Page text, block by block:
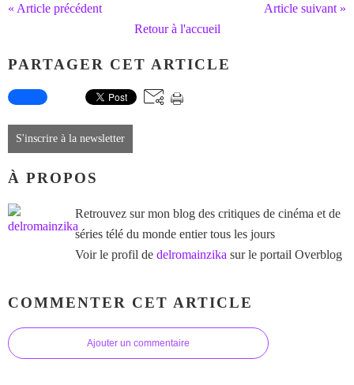
« Article précédent
Article suivant »
Retour à l'accueil
PARTAGER CET ARTICLE
S'inscrire à la newsletter
À PROPOS
Retrouvez sur mon blog des critiques de cinéma et de
séries télé du monde entier tous les jours
Voir le profil de delromainzika sur le portail Overblog
COMMENTER CET ARTICLE
Ajouter un commentaire